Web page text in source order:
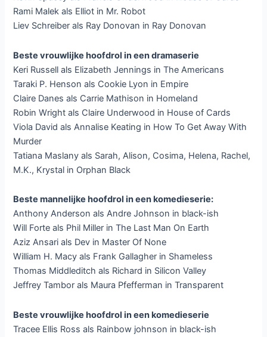
Rami Malek als Elliot in Mr. Robot
Liev Schreiber als Ray Donovan in Ray Donovan
Beste vrouwlijke hoofdrol in een dramaserie
Keri Russell als Elizabeth Jennings in The Americans
Taraki P. Henson als Cookie Lyon in Empire
Claire Danes als Carrie Mathison in Homeland
Robin Wright als Claire Underwood in House of Cards
Viola David als Annalise Keating in How To Get Away With
Murder
Tatiana Maslany als Sarah, Alison, Cosima, Helena, Rachel,
M.K., Krystal in Orphan Black
Beste mannelijke hoofdrol in een komedieserie:
Anthony Anderson als Andre Johnson in black-ish
Will Forte als Phil Miller in The Last Man On Earth
Aziz Ansari als Dev in Master Of None
William H. Macy als Frank Gallagher in Shameless
Thomas Middleditch als Richard in Silicon Valley
Jeffrey Tambor als Maura Pfefferman in Transparent
Beste vrouwlijke hoofdrol in een komedieserie
Tracee Ellis Ross als Rainbow johnson in black-ish